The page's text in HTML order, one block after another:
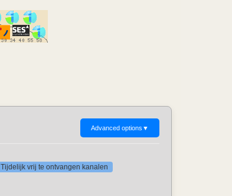
Advanced options ▼
Tijdelijk vrij te ontvangen kanalen